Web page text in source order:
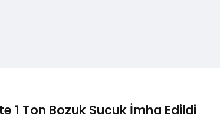
1 Ton Bozuk Sucuk İmha Edildi